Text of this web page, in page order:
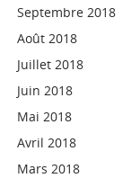
Septembre 2018
Août 2018
Juillet 2018
Juin 2018
Mai 2018
Avril 2018
Mars 2018